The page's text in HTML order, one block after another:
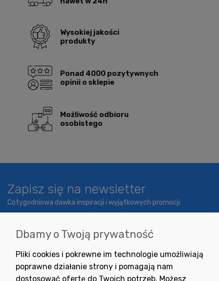
Wysokiej jakości
produkty
Ponad 4000 pozytywnych
opinii o sklepie
Możliwość odbioru
osobistego
Zapisz się na newsletter
Cotygodniowa dawka inspiracji i wyjątkowych promocji.
Wyrażam zgodę na otrzymywanie newslettera z inspiracjami,
nowościami i promocjami.
Dbamy o Twoją prywatność
Pliki cookies i pokrewne im technologie umożliwiają
poprawne działanie strony i pomagają nam
dostosować ofertę do Twoich potrzeb. Możesz